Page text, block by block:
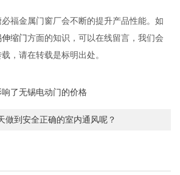
金属门窗厂会不断的提升产品性能。如
伸缩门方面的知识，可以在线留言，我们会
，请在转载是标明出处。
了无锡电动门的价格
做到安全正确的室内通风呢？